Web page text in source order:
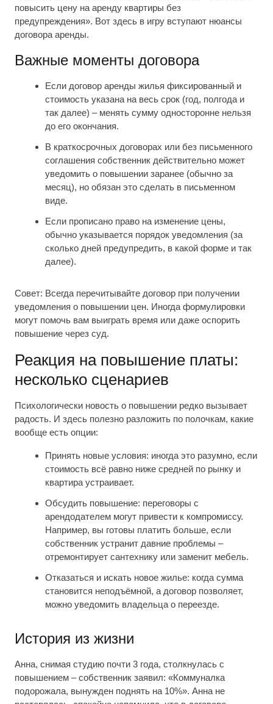
повысить цену на аренду квартиры без
предупреждения». Вот здесь в игру вступают нюансы
договора аренды.
Важные моменты договора
Если договор аренды жилья фиксированный и
стоимость указана на весь срок (год, полгода и
так далее) – менять сумму односторонне нельзя
до его окончания.
В краткосрочных договорах или без письменного
соглашения собственник действительно может
уведомить о повышении заранее (обычно за
месяц), но обязан это сделать в письменном
виде.
Если прописано право на изменение цены,
обычно указывается порядок уведомления (за
сколько дней предупредить, в какой форме и так
далее).
Совет: Всегда перечитывайте договор при получении
уведомления о повышении цен. Иногда формулировки
могут помочь вам выиграть время или даже оспорить
повышение через суд.
Реакция на повышение платы:
несколько сценариев
Психологически новость о повышении редко вызывает
радость. И здесь полезно разложить по полочкам, какие
вообще есть опции:
Принять новые условия: иногда это разумно, если
стоимость всё равно ниже средней по рынку и
квартира устраивает.
Обсудить повышение: переговоры с
арендодателем могут привести к компромиссу.
Например, вы готовы платить больше, если
собственник устранит давние проблемы –
отремонтирует сантехнику или заменит мебель.
Отказаться и искать новое жилье: когда сумма
становится неподъёмной, а договор позволяет,
можно уведомить владельца о переезде.
История из жизни
Анна, снимая студию почти 3 года, столкнулась с
повышением – собственник заявил: «Коммуналка
подорожала, вынужден поднять на 10%». Анна не